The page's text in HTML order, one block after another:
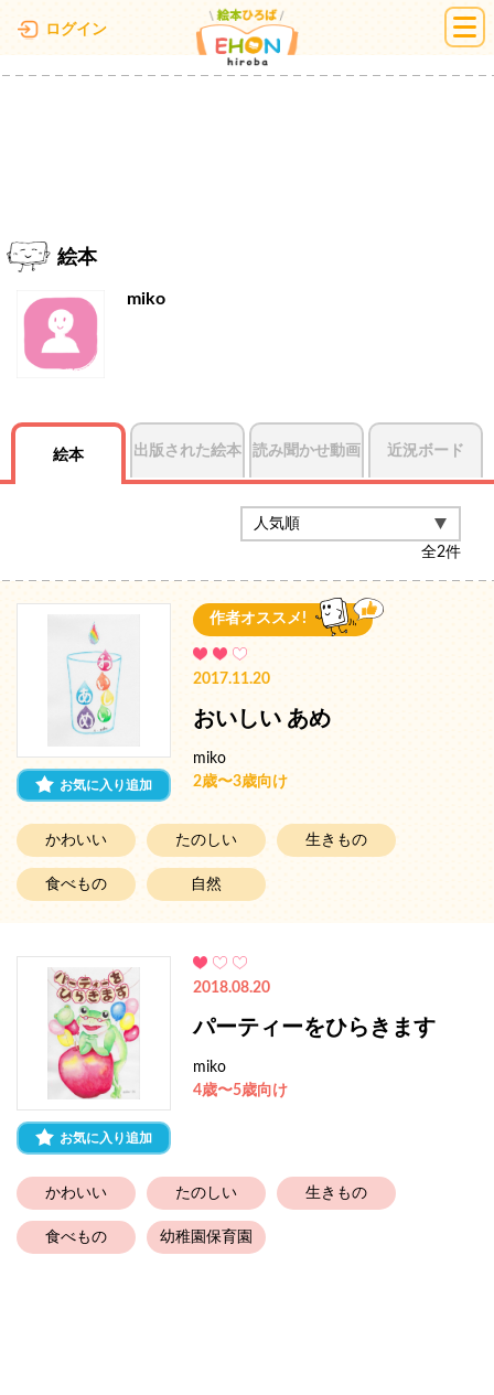
ログイン 絵本ひろば
絵本
miko
絵本 出版された絵本 読み聞かせ動画 近況ボード
全2件
お気に入り追加
作者オススメ!
2017.11.20
おいしい あめ
miko
2歳〜3歳向け
かわいい たのしい 生きもの
食べもの 自然
お気に入り追加
2018.08.20
パーティーをひらきます
miko
4歳〜5歳向け
かわいい たのしい 生きもの
食べもの 幼稚園保育園